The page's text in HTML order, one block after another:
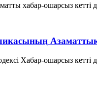
хабар-ошарсыз кетті
Хабар-ошарсыз кеттi